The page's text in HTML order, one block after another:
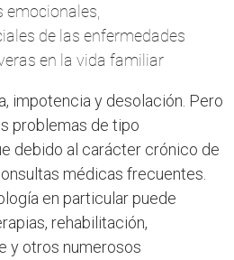
emocionales,
de las enfermedades
en la vida familiar
impotencia y desolación. Pero
problemas de tipo
debido al carácter crónico de
médicas frecuentes.
en particular puede
rehabilitación,
y otros numerosos